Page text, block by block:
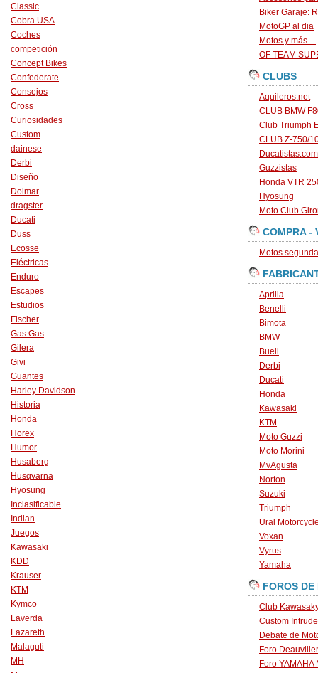
Classic
Cobra USA
Coches
competición
Concept Bikes
Confederate
Consejos
Cross
Curiosidades
Custom
dainese
Derbi
Diseño
Dolmar
dragster
Ducati
Duss
Ecosse
Eléctricas
Enduro
Escapes
Estudios
Fischer
Gas Gas
Gilera
Givi
Guantes
Harley Davidson
Historia
Honda
Horex
Humor
Husaberg
Husqvarna
Hyosung
Inclasificable
Indian
Juegos
Kawasaki
KDD
Krauser
KTM
Kymco
Laverda
Lazareth
Malaguti
MH
Biker Garaje:
MotoGP al dia
Motos y más…
OF TEAM
CLUBS
Aquileros.net
CLUB BMW
Club Triumph
CLUB Z-750/
Ducatistas.com
Guzzistas
Honda VTR
Hyosung
Moto Club
COMPRA -
Motos
Aprilia
Benelli
Bimota
BMW
Buell
Derbi
Ducati
Honda
Kawasaki
KTM
Moto Guzzi
Moto Morini
MvAgusta
Norton
Suzuki
Triumph
Ural
Voxan
Vyrus
Yamaha
FOROS DE
Club
Custom
Debate de
Foro
Foro YAMAHA